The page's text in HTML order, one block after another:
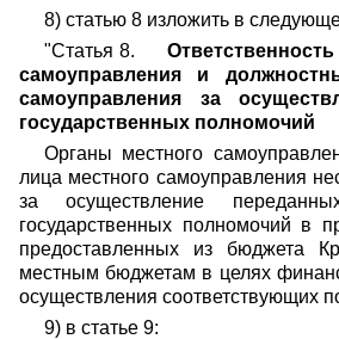
8) статью 8 изложить в
"Статья 8.
самоуправления и
самоуправления за
государственных полномочий
Органы местного
лица местного самоуправления
за осуществление
государственных полномочий в
предоставленных из бюджета
местным бюджетам в целях
осуществления соответствующих
9) в статье 9: